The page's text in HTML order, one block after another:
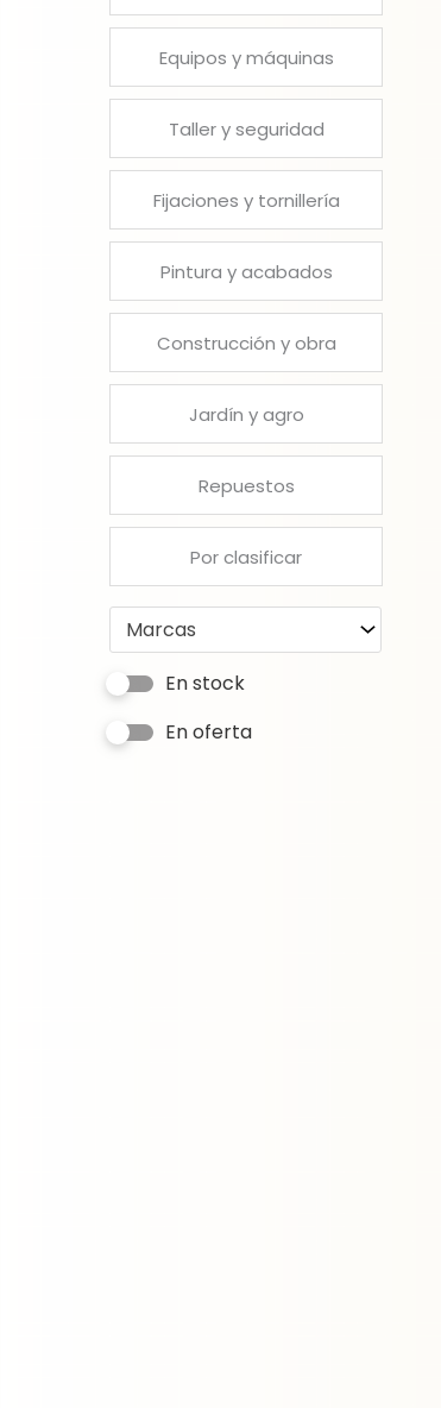
Equipos y máquinas
Taller y seguridad
Fijaciones y tornillería
Pintura y acabados
Construcción y obra
Jardín y agro
Repuestos
Por clasificar
Marcas
En stock
En oferta